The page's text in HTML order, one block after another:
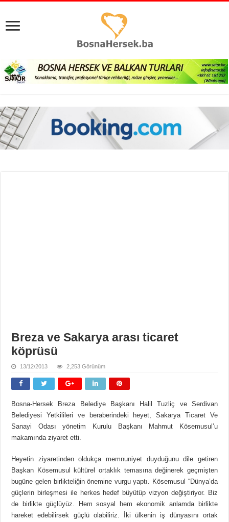
Breza ve Sakarya arası ticaret
köprüsü
13/12/2013 2,253 Görünüm
Bosna-Hersek Breza Belediye Başkanı Halil Tuzliç ve Serdivan
Belediyesi Yetkilileri ve beraberindeki heyet, Sakarya Ticaret Ve
Sanayi Odası yönetim Kurulu Başkanı Mahmut Kösemusul’u
makamında ziyaret etti.
Heyetin ziyaretinden oldukça memnuniyet duyduğunu dile getiren
Başkan Kösemusul kültürel ortaklık temasına değinerek geçmişten
bugüne gelen birlikteliğin önemine vurgu yaptı. Kösemusul “Dünya’da
güçlerin birleşmesi ile herkes hedef büyütüp vizyon değiştiriyor. Biz
de birlikte güçlüyüz. Hem sosyal hem ekonomik anlamda birlikte
hareket edebilirsek güçlü olabiliriz. İki ülkenin iş dünyasını ortak